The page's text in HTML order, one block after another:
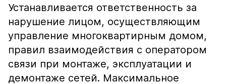
Устанавливается ответственность за
нарушение лицом, осуществляющим
управление многоквартирным домом,
правил взаимодействия с оператором
связи при монтаже, эксплуатации и
демонтаже сетей. Максимальное